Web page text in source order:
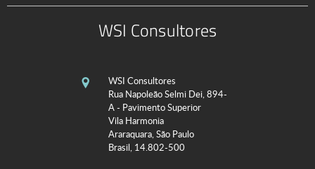
WSI Consultores
WSI Consultores
Rua Napoleão Selmi Dei, 894-
A - Pavimento Superior
Vila Harmonia
Araraquara, São Paulo
Brasil, 14.802-500